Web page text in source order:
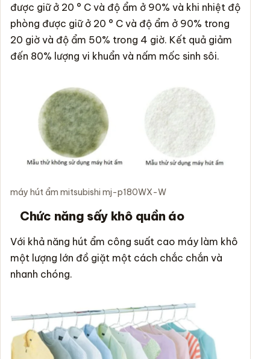
được giữ ở 20 ° C và độ ẩm ở 90% và khi nhiệt độ
phòng được giữ ở 20 ° C và độ ẩm ở 90% trong
20 giờ và độ ẩm 50% trong 4 giờ. Kết quả giảm
đến 80% lượng vi khuẩn và nấm mốc sinh sôi.
máy hút ẩm mitsubishi mj-p180WX-W
Chức năng sấy khô quần áo
Với khả năng hút ẩm công suất cao máy làm khô
một lượng lớn đồ giặt một cách chắc chắn và
nhanh chóng.